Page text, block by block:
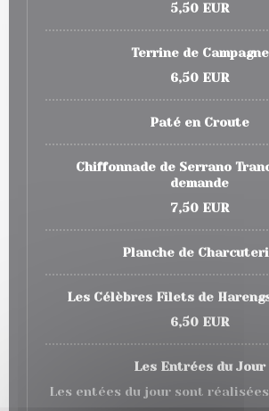
5,50 EUR
Terrine de Campagne
6,50 EUR
Paté en Croute
Chiffonnade de Serrano
demande
7,50 EUR
Planche de
Les Célèbres Filets de
6,50 EUR
Les Entrées du Jour
Les entées du jour sont